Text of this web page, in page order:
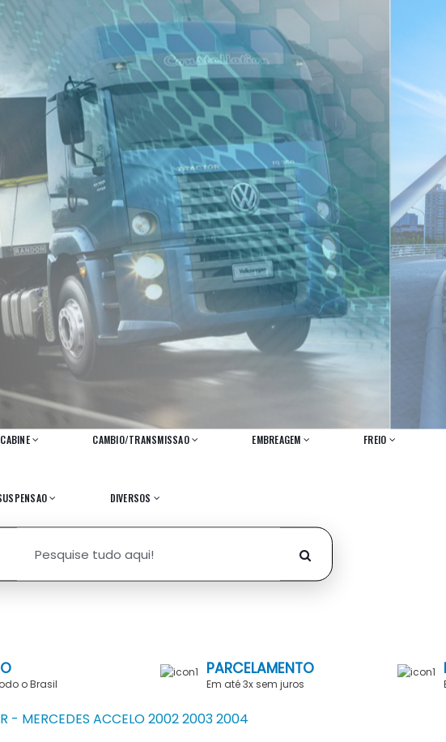
CABINE CAMBIO/TRANSMISSAO EMBREAGEM FREIO
DIVERSOS
o Brasil
PARCELAMENTO
Em até 3x sem juros
- MERCEDES ACCELO 2002 2003 2004